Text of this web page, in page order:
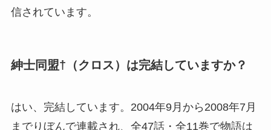
信されています。
紳士同盟†（クロス）は完結していますか？
はい、完結しています。2004年9月から2008年7月
までりぼんで連載され、全47話・全11巻で物語は